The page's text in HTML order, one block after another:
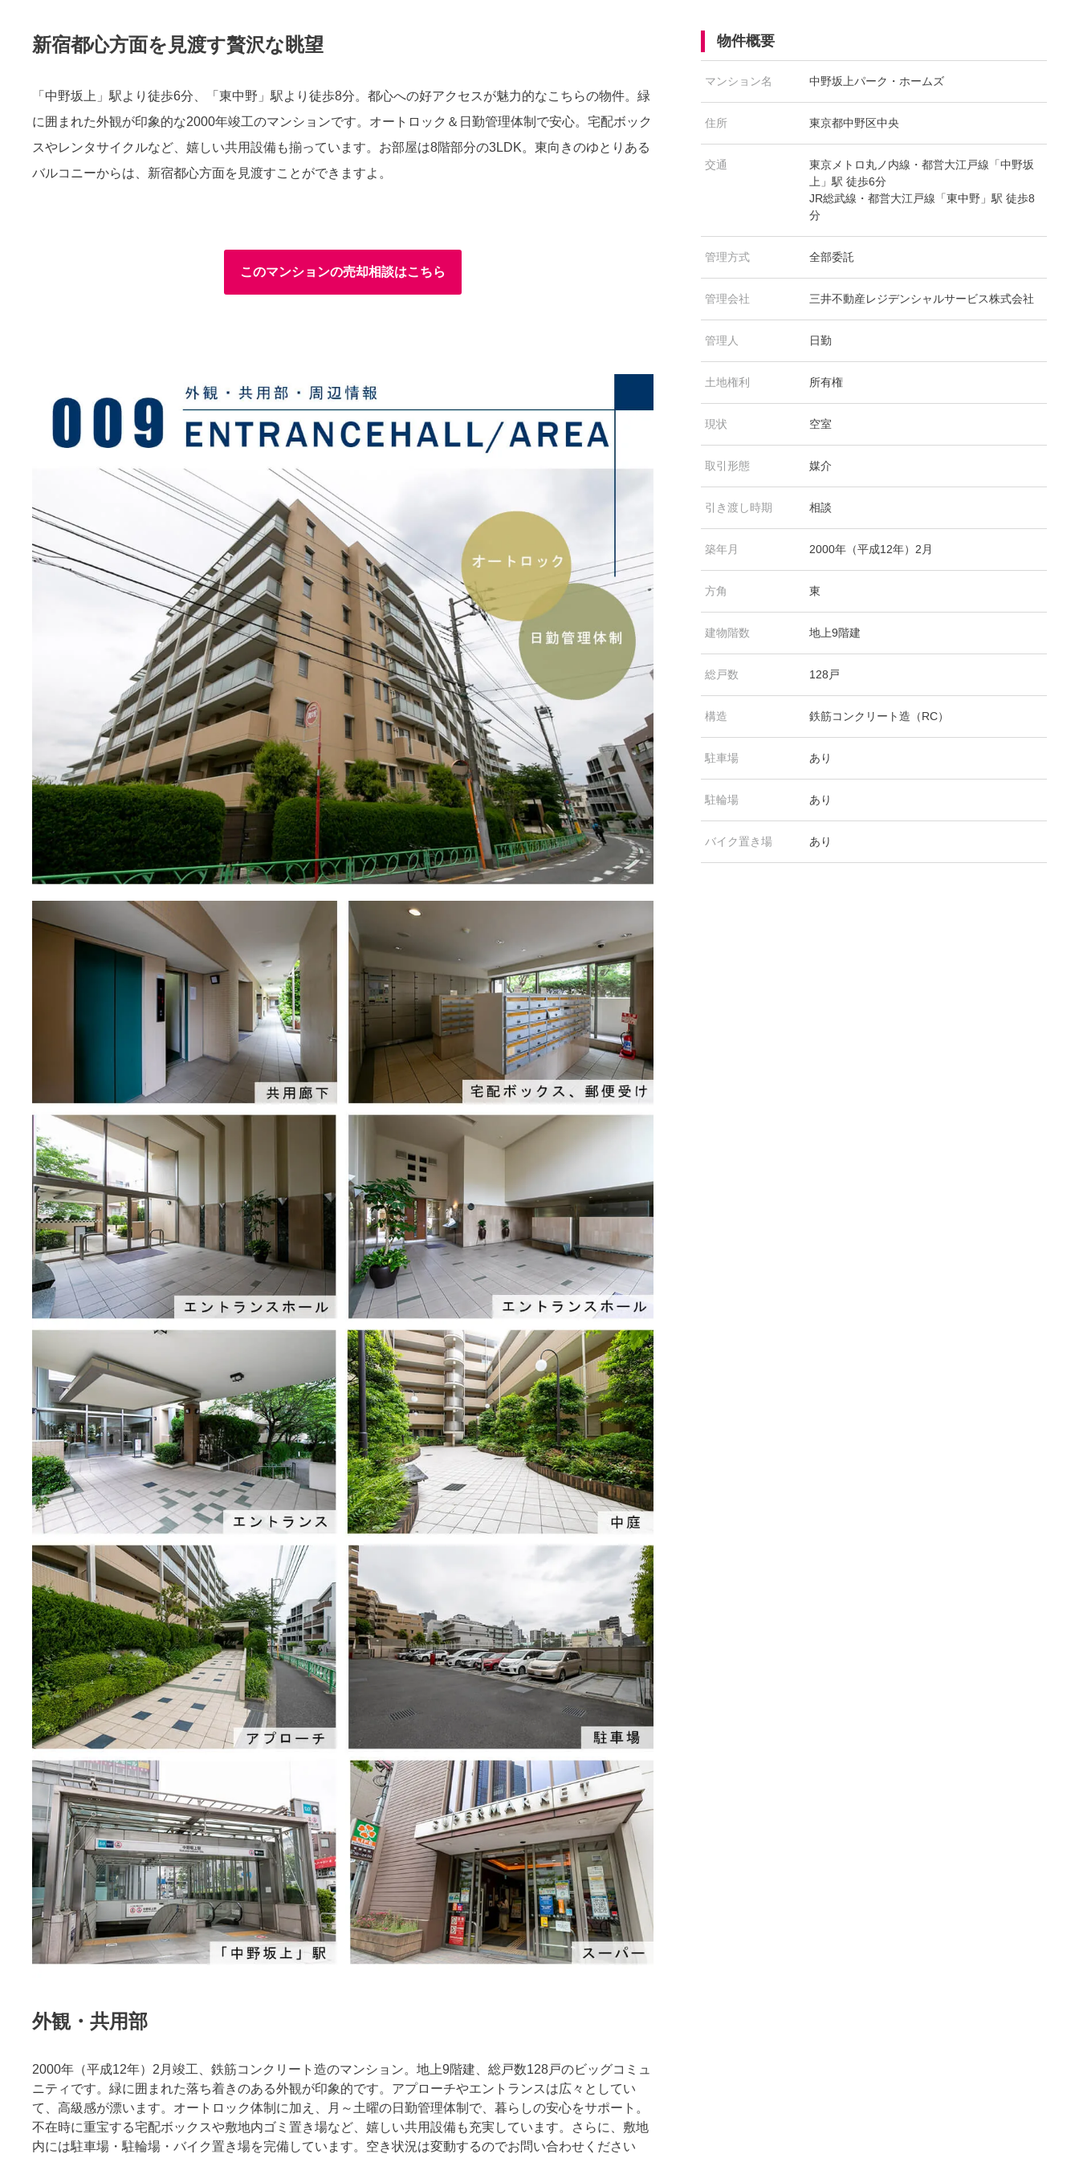
新宿都心方面を見渡す贅沢な眺望
「中野坂上」駅より徒歩6分、「東中野」駅より徒歩8分。都心への好アクセスが魅力的なこちらの物件。緑
に囲まれた外観が印象的な2000年竣工のマンションです。オートロック＆日勤管理体制で安心。宅配ボック
スやレンタサイクルなど、嬉しい共用設備も揃っています。お部屋は8階部分の3LDK。東向きのゆとりある
バルコニーからは、新宿都心方面を見渡すことができますよ。
このマンションの売却相談はこちら
外観・共用部
2000年（平成12年）2月竣工、鉄筋コンクリート造のマンション。地上9階建、総戸数128戸のビッグコミュ
ニティです。緑に囲まれた落ち着きのある外観が印象的です。アプローチやエントランスは広々としてい
て、高級感が漂います。オートロック体制に加え、月～土曜の日勤管理体制で、暮らしの安心をサポート。
不在時に重宝する宅配ボックスや敷地内ゴミ置き場など、嬉しい共用設備も充実しています。さらに、敷地
内には駐車場・駐輪場・バイク置き場を完備しています。空き状況は変動するのでお問い合わせください
物件概要
マンション名 中野坂上パーク・ホームズ
住所 東京都中野区中央
交通
東京メトロ丸ノ内線・都営大江戸線「中野坂
上」駅 徒歩6分
JR総武線・都営大江戸線「東中野」駅 徒歩8
分
管理方式 全部委託
管理会社 三井不動産レジデンシャルサービス株式会社
管理人 日勤
土地権利 所有権
現状 空室
取引形態 媒介
引き渡し時期 相談
築年月 2000年（平成12年）2月
方角 東
建物階数 地上9階建
総戸数 128戸
構造 鉄筋コンクリート造（RC）
駐車場 あり
駐輪場 あり
バイク置き場 あり